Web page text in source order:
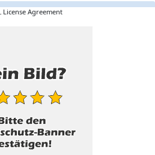
License Agreement